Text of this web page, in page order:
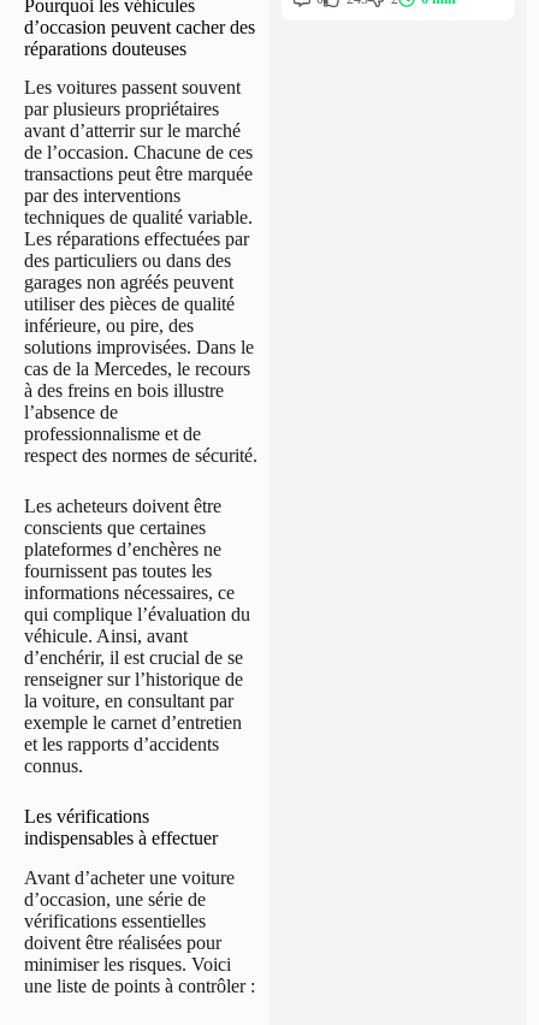
Pourquoi les véhicules
d’occasion peuvent cacher des
réparations douteuses
Les voitures passent souvent
par plusieurs propriétaires
avant d’atterrir sur le marché
de l’occasion. Chacune de ces
transactions peut être marquée
par des interventions
techniques de qualité variable.
Les réparations effectuées par
des particuliers ou dans des
garages non agréés peuvent
utiliser des pièces de qualité
inférieure, ou pire, des
solutions improvisées. Dans le
cas de la Mercedes, le recours
à des freins en bois illustre
l’absence de
professionnalisme et de
respect des normes de sécurité.
Les acheteurs doivent être
conscients que certaines
plateformes d’enchères ne
fournissent pas toutes les
informations nécessaires, ce
qui complique l’évaluation du
véhicule. Ainsi, avant
d’enchérir, il est crucial de se
renseigner sur l’historique de
la voiture, en consultant par
exemple le carnet d’entretien
et les rapports d’accidents
connus.
Les vérifications
indispensables à effectuer
Avant d’acheter une voiture
d’occasion, une série de
vérifications essentielles
doivent être réalisées pour
minimiser les risques. Voici
une liste de points à contrôler :